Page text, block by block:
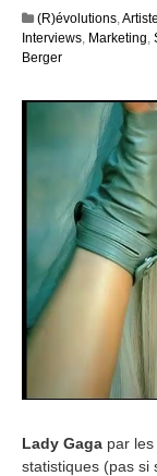
(R)évolutions,
Interviews, Marketing,
Berger
Lady Gaga par
statistiques (pas si